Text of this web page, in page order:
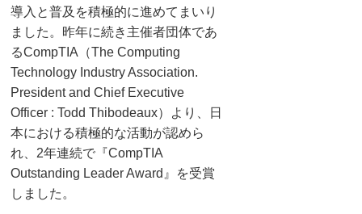
導入と普及を積極的に進めてまいり
ました。昨年に続き主催者団体であ
るCompTIA（The Computing
Technology Industry Association.
President and Chief Executive
Officer : Todd Thibodeaux）より、日
本における積極的な活動が認めら
れ、2年連続で『CompTIA
Outstanding Leader Award』を受賞
しました。